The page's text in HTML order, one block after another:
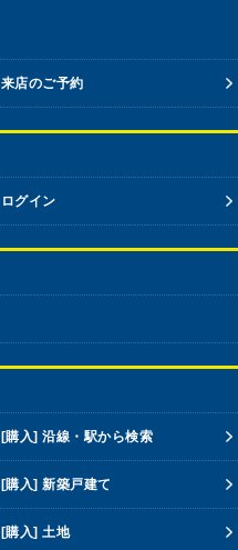
来店のご予約
ログイン
[購入] 沿線・駅から検索
[購入] 新築戸建て
[購入] 土地